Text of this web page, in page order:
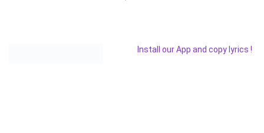
Install our App and copy lyrics !